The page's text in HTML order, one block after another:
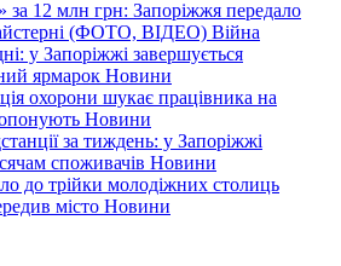
за 12 млн грн: Запоріжжя передало
(ФОТО, ВІДЕО) Війна
у Запоріжжі завершується
ярмарок Новини
охорони шукає працівника на
Новини
за тиждень: у Запоріжжі
споживачів Новини
до трійки молодіжних столиць
місто Новини